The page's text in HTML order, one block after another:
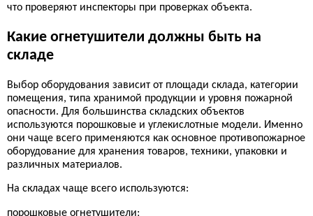
что проверяют инспекторы при проверках объекта.
Какие огнетушители должны быть на
складе
Выбор оборудования зависит от площади склада, категории
помещения, типа хранимой продукции и уровня пожарной
опасности. Для большинства складских объектов
используются порошковые и углекислотные модели. Именно
они чаще всего применяются как основное противопожарное
оборудование для хранения товаров, техники, упаковки и
различных материалов.
На складах чаще всего используются:
порошковые огнетушители;